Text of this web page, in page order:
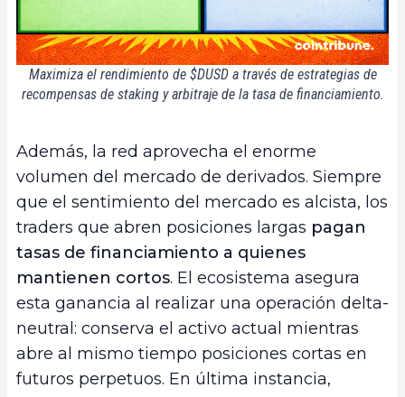
Maximiza el rendimiento de $DUSD a través de estrategias de
recompensas de staking y arbitraje de la tasa de financiamiento.
Además, la red aprovecha el enorme
volumen del mercado de derivados. Siempre
que el sentimiento del mercado es alcista, los
traders que abren posiciones largas pagan
tasas de financiamiento a quienes
mantienen cortos. El ecosistema asegura
esta ganancia al realizar una operación delta-
neutral: conserva el activo actual mientras
abre al mismo tiempo posiciones cortas en
futuros perpetuos. En última instancia,